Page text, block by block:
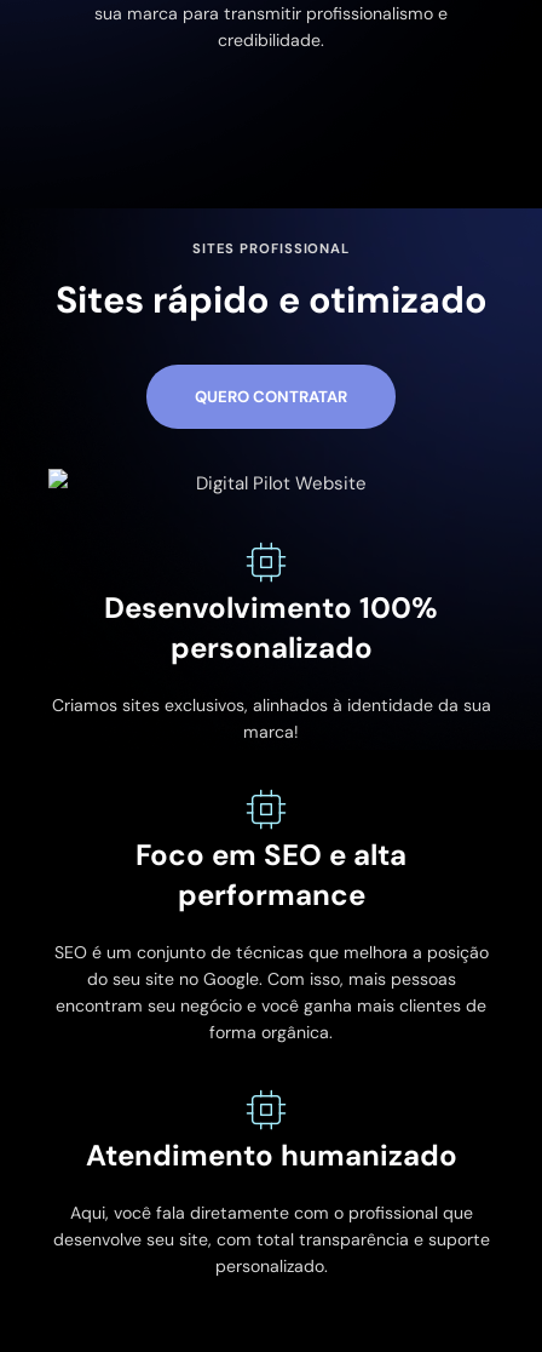
sua marca para transmitir profissionalismo e
credibilidade.
SITES PROFISSIONAL
Sites rápido e otimizado
QUERO CONTRATAR
Desenvolvimento 100%
personalizado
Criamos sites exclusivos, alinhados à identidade da sua
marca!
Foco em SEO e alta
performance
SEO é um conjunto de técnicas que melhora a posição
do seu site no Google. Com isso, mais pessoas
encontram seu negócio e você ganha mais clientes de
forma orgânica.
Atendimento humanizado
Aqui, você fala diretamente com o profissional que
desenvolve seu site, com total transparência e suporte
personalizado.